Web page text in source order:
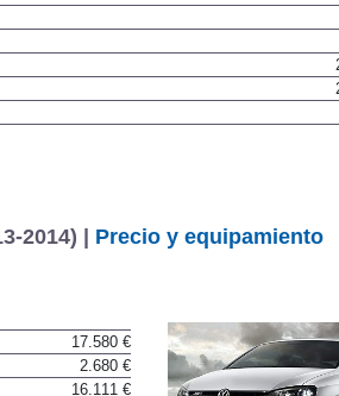
2014) | Precio y equipamiento
17.580 €
2.680 €